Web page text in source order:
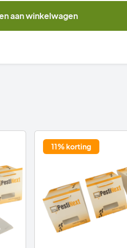
aan winkelwagen
11% korting